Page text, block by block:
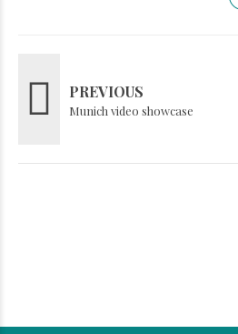
PREVIOUS
Munich video showcase